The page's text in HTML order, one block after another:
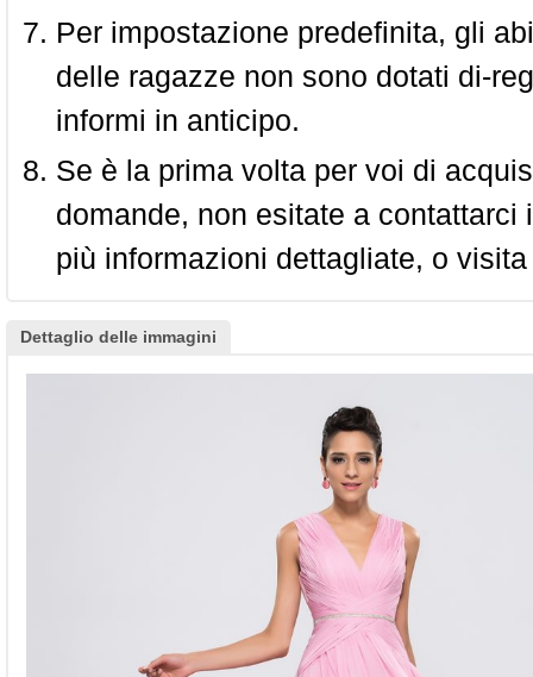
Per impostazione predefinita, gli
delle ragazze non sono dotati di-
informi in anticipo.
Se è la prima volta per voi di
domande, non esitate a
più informazioni dettagliate, o
Dettaglio delle immagini